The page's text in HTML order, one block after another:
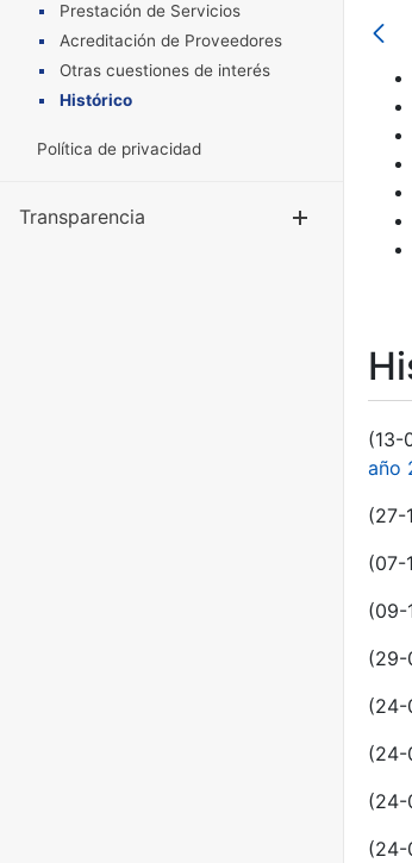
Prestación de Servicios
Acreditación de Proveedores
Otras cuestiones de interés
Histórico
Política de privacidad
Transparencia
(13-
año
(27-
(07-
(09-
(29-
(24-
(24-
(24-
(24-